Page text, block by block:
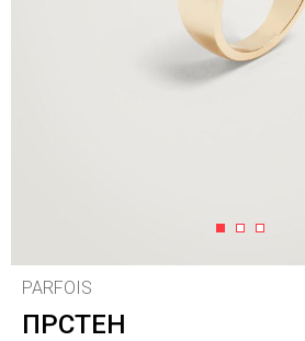
1 2 3
PARFOIS
ПРСТЕН